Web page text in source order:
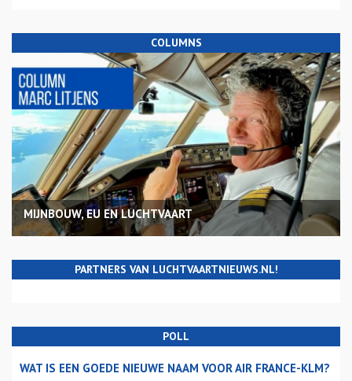
COLUMNS
MIJNBOUW, EU EN LUCHTVAART
PARTNERS VAN LUCHTVAARTNIEUWS.NL!
POLL
WAT IS EEN GOEDE NIEUWE NAAM VOOR AIR FRANCE-KLM?